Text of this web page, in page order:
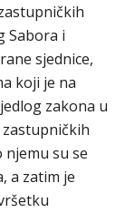
Sabora i
sjednice,
koji je na
zakona u
su se
a zatim je